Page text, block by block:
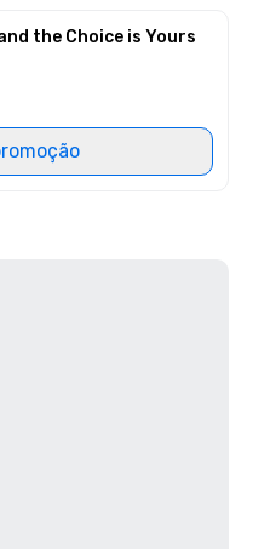
the Choice is Yours